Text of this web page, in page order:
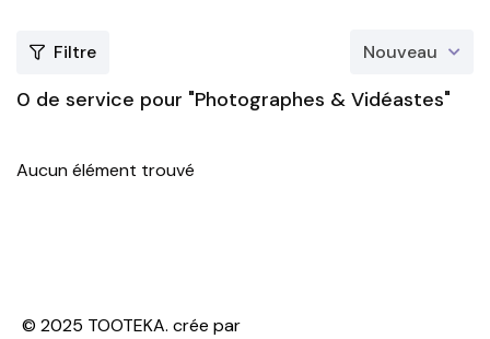
Filtre Nouveau
0 de service pour "Photographes & Vidéastes"
Aucun élément trouvé
© 2025 TOOTEKA. crée par